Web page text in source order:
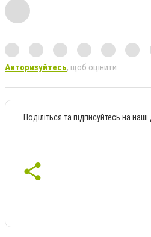
Авторизуйтесь, щоб оцінити
Поділіться та підписуйтесь на